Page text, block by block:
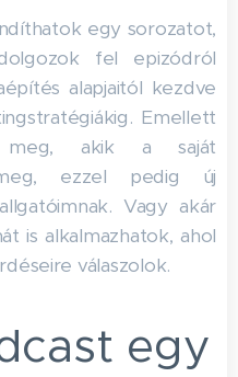
egy sorozatot,
fel epizódról
alapjaitól kezdve
Emellett
meg, akik a saját
ezzel pedig új
Vagy akár
is alkalmazhatok, ahol
válaszolok.
egy